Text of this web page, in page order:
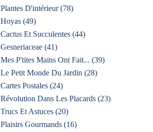
Plantes D'intérieur(78)
Hoyas (49)
Cactus Et Succulentes (44)
Gesneriaceae (41)
Mes P'tites Mains Ont Fait... (39)
Le Petit Monde Du Jardin (28)
Cartes Postales (24)
Révolution Dans Les Placards (23)
Trucs Et Astuces (20)
Plaisirs Gourmands (16)